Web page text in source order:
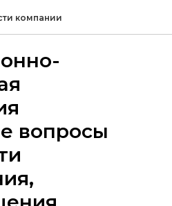
компании
вопросы